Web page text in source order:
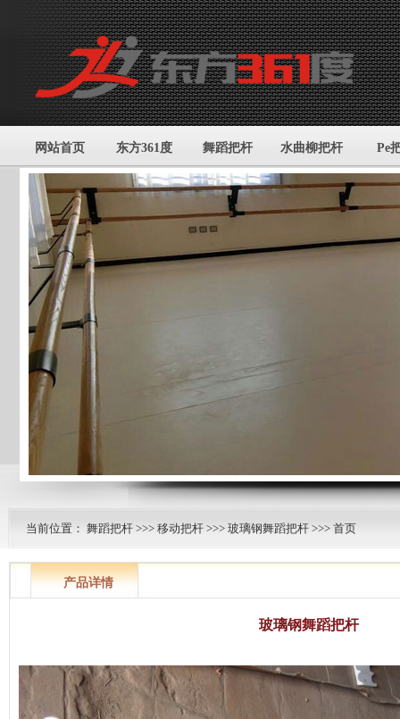
网站首页 东方361度 舞蹈把杆 水曲柳把杆 Pe
当前位置： 舞蹈把杆 >>> 移动把杆 >>> 玻璃钢舞蹈把杆 >>> 首页
产品详情
玻璃钢舞蹈把杆